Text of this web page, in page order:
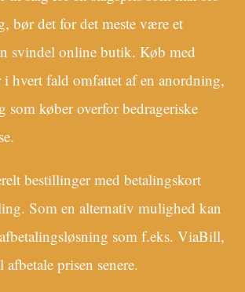
bør det for det meste være et
svindel online butik. Køb med
i hvert fald omfattet af en anordning,
som køber overfor bedrageriske
bestillinger med betalingskort
Som en alternativ mulighed kan
som f.eks. ViaBill,
prisen senere.